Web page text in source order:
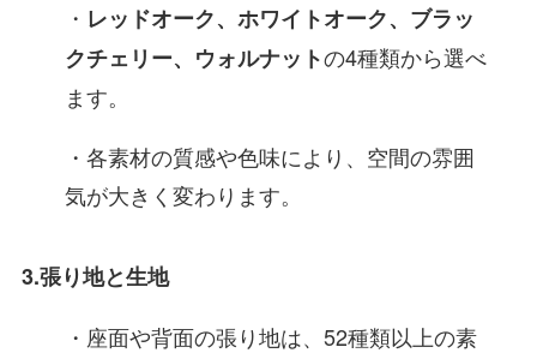
・ レッドオーク、ホワイトオーク、ブラッ
クチェリー、ウォルナットの4種類から選べ
ます。
・各素材の質感や色味により、空間の雰囲
気が大きく変わります。
3.張り地と生地
・座面や背面の張り地は、52種類以上の素